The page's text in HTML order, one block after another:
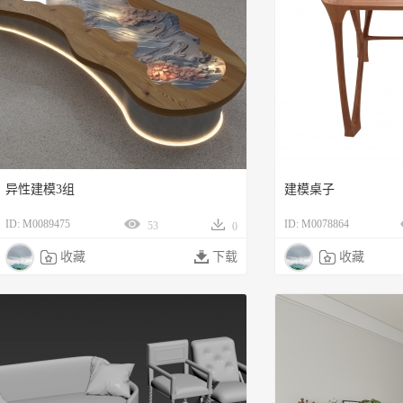
异性建模3组
ID: M0089475 53 0
 收藏  下载
建模桌子
ID: M0078864
 收藏